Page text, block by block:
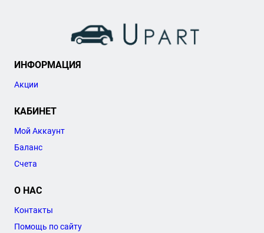
ИНФОРМАЦИЯ
Акции
КАБИНЕТ
Мой Аккаунт
Баланс
Счета
О НАС
Контакты
Помощь по сайту